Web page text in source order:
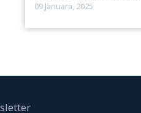
09 Januara, 2025